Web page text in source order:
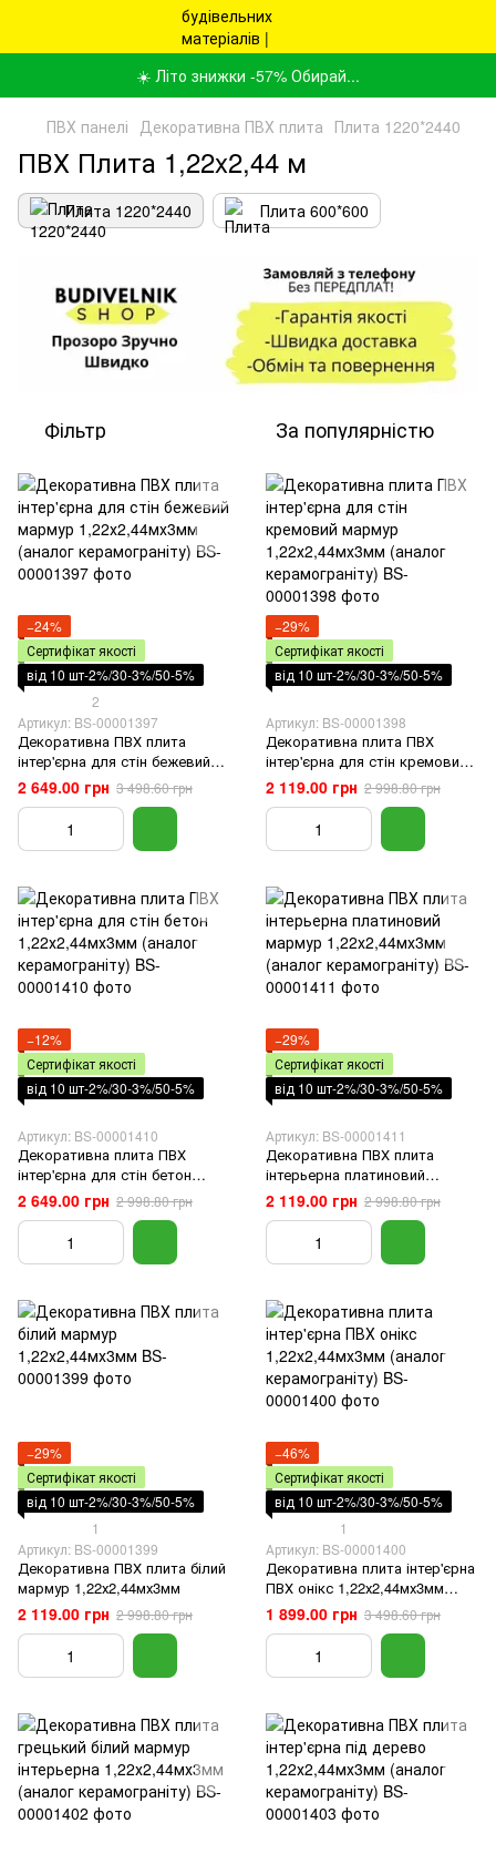
☀️ Літо знижки -57% Обирай...
ПВХ панелі Декоративна ПВХ плита Плита 1220*2440
ПВХ Плита 1,22x2,44 м
Плита 1220*2440 Плита 600*600
Фільтр За популярністю
−24%
Сертифікат якості
від 10 шт-2%/30-3%/50-5%
2
Артикул: BS-00001397
Декоративна ПВХ плита
інтер'єрна для стін бежевий
мармур 1,22х2,44мх3мм
(аналог керамограніту)
2 649.00 грн 3 498.60 грн
−29%
Сертифікат якості
від 10 шт-2%/30-3%/50-5%
Артикул: BS-00001398
Декоративна плита ПВХ
інтер'єрна для стін кремовий
мармур 1,22х2,44мх3мм
(аналог керамограніту)
2 119.00 грн 2 998.80 грн
−12%
Сертифікат якості
від 10 шт-2%/30-3%/50-5%
Артикул: BS-00001410
Декоративна плита ПВХ
інтер'єрна для стін бетон
1,22х2,44мх3мм (аналог
керамограніту)
2 649.00 грн 2 998.80 грн
−29%
Сертифікат якості
від 10 шт-2%/30-3%/50-5%
Артикул: BS-00001411
Декоративна ПВХ плита
інтерьерна платиновий
мармур 1,22х2,44мх3мм
(аналог керамограніту)
2 119.00 грн 2 998.80 грн
−29%
Сертифікат якості
від 10 шт-2%/30-3%/50-5%
1
Артикул: BS-00001399
Декоративна ПВХ плита білий
мармур 1,22х2,44мх3мм
2 119.00 грн 2 998.80 грн
−46%
Сертифікат якості
від 10 шт-2%/30-3%/50-5%
1
Артикул: BS-00001400
Декоративна плита інтер'єрна
ПВХ онікс 1,22х2,44мх3мм
(аналог керамограніту)
1 899.00 грн 3 498.60 грн